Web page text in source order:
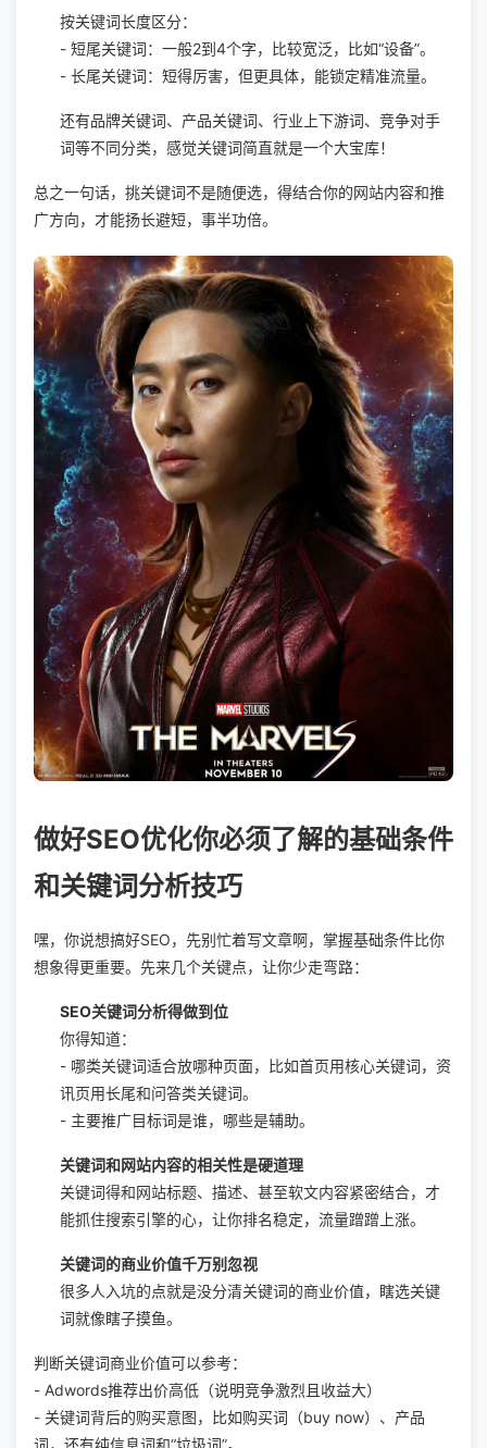
按关键词长度区分：
- 短尾关键词：一般2到4个字，比较宽泛，比如“设备”。
- 长尾关键词：短得厉害，但更具体，能锁定精准流量。
还有品牌关键词、产品关键词、行业上下游词、竞争对手
词等不同分类，感觉关键词简直就是一个大宝库！
总之一句话，挑关键词不是随便选，得结合你的网站内容和推
广方向，才能扬长避短，事半功倍。
做好SEO优化你必须了解的基础条件
和关键词分析技巧
嘿，你说想搞好SEO，先别忙着写文章啊，掌握基础条件比你
想象得更重要。先来几个关键点，让你少走弯路：
SEO关键词分析得做到位
你得知道：
- 哪类关键词适合放哪种页面，比如首页用核心关键词，资
讯页用长尾和问答类关键词。
- 主要推广目标词是谁，哪些是辅助。
关键词和网站内容的相关性是硬道理
关键词得和网站标题、描述、甚至软文内容紧密结合，才
能抓住搜索引擎的心，让你排名稳定，流量蹭蹭上涨。
关键词的商业价值千万别忽视
很多人入坑的点就是没分清关键词的商业价值，瞎选关键
词就像瞎子摸鱼。
判断关键词商业价值可以参考：
- Adwords推荐出价高低（说明竞争激烈且收益大）
- 关键词背后的购买意图，比如购买词（buy now）、产品
词，还有纯信息词和“垃圾词”。